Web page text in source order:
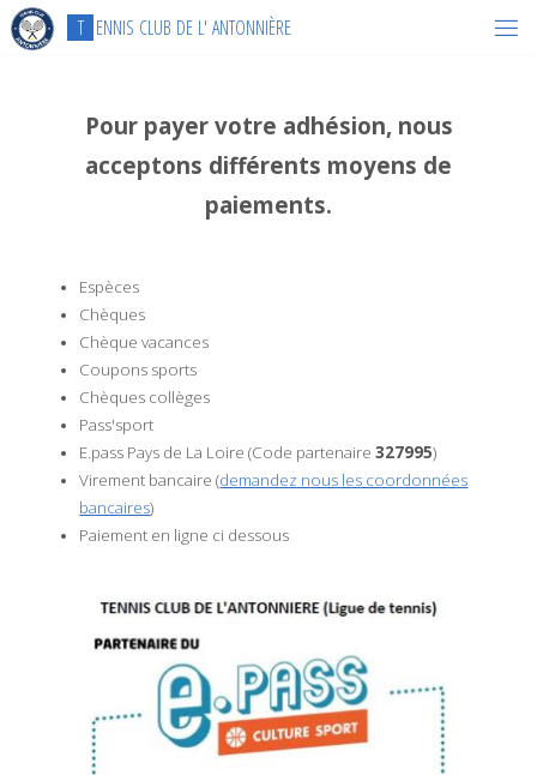
Skip
content
T ENNIS CLUB DE L' ANTONNIÈRE
Pour payer votre adhésion, nous
acceptons différents moyens de
paiements.
Espèces
Chèques
Chèque vacances
Coupons sports
Chèques collèges
Pass'sport
E.pass Pays de La Loire (Code partenaire327995)
Virement bancaire (demandez nous les coordonnées
bancaires)
Paiement en ligne ci dessous